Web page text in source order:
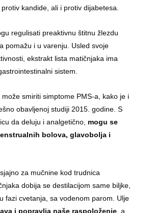
kandide, ali i protiv dijabetesa.
regulisati preaktivnu štitnu žlezdu
pomažu i u varenju. Usled svoje
ekstrakt lista matičnjaka ima
sistem.
smiriti simptome PMS-a, kako je i
obavljenoj studiji 2015. godine. S
da deluju i analgetično, mogu se
bolova, glavobolja i
za mučnine kod trudnica
dobija se destilacijom same biljke,
fazi cvetanja, sa vodenom parom. Ulje
i popravlja naše raspoloženje , a